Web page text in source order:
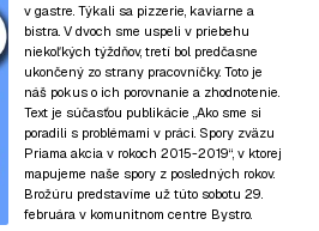
v gastre. Týkali sa pizzerie, kaviarne a
bistra. V dvoch sme uspeli v priebehu
niekoľkých týždňov, tretí bol predčasne
ukončený zo strany pracovníčky. Toto je
náš pokus o ich porovnanie a zhodnotenie.
Text je súčasťou publikácie „Ako sme si
poradili s problémami v práci. Spory zväzu
Priama akcia v rokoch 2015-2019“, v ktorej
mapujeme naše spory z posledných rokov.
Brožúru predstavíme už túto sobotu 29.
februára v komunitnom centre Bystro.